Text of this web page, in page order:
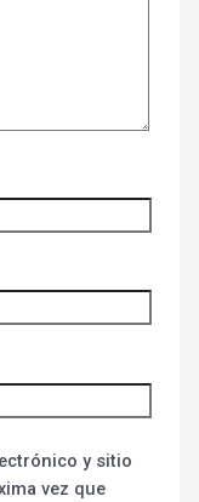
y sitio
vez que